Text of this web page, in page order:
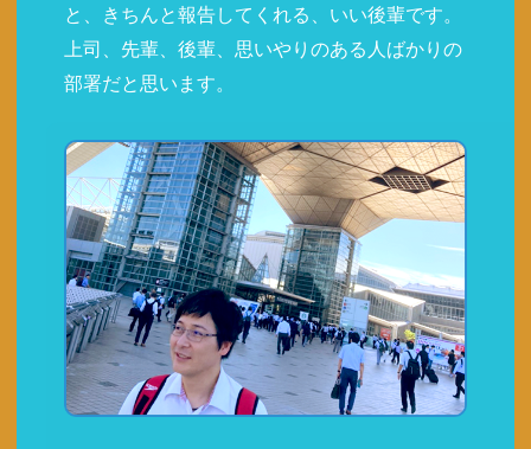
と、きちんと報告してくれる、いい後輩です。
上司、先輩、後輩、思いやりのある人ばかりの
部署だと思います。